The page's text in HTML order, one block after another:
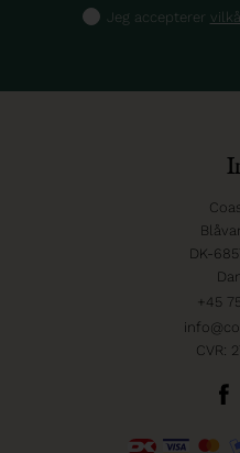
Jeg accepterer
DK-
+45
CVR: